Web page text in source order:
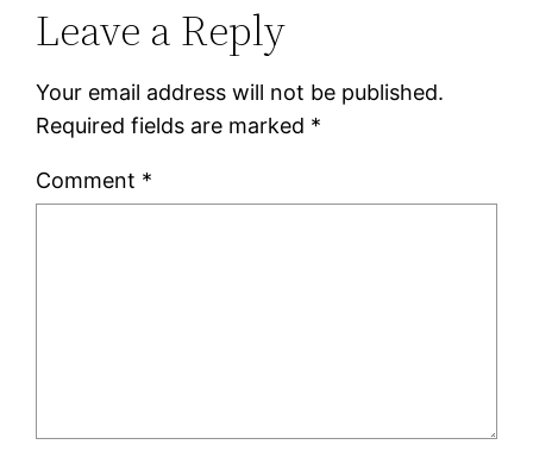
Leave a Reply
Your email address will not be published.
Required fields are marked *
Comment *